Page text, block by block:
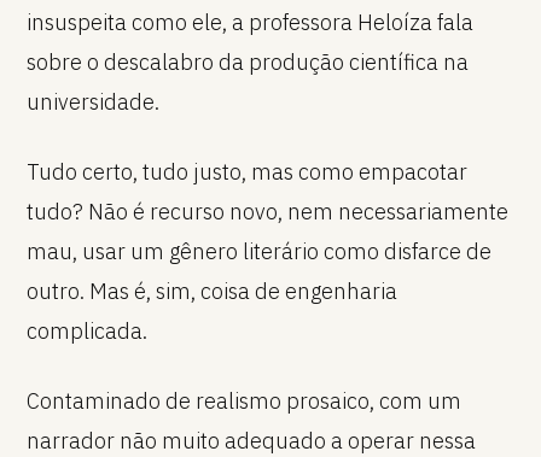
insuspeita como ele, a professora Heloíza fala
sobre o descalabro da produção científica na
universidade.
Tudo certo, tudo justo, mas como empacotar
tudo? Não é recurso novo, nem necessariamente
mau, usar um gênero literário como disfarce de
outro. Mas é, sim, coisa de engenharia
complicada.
Contaminado de realismo prosaico, com um
narrador não muito adequado a operar nessa